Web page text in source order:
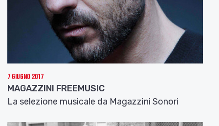
La playlist di questa settimana si chiuderà con la
musica del Jazz Club “Henghel Gualdi” di Anzola
dell’Emilia: abbiamo scelto di farvi ascoltare un
pezzo del sassofonistaAndrea Ferrario
registrato ad Anzola nel 2009 e intitolato
If I Had
Two Lives.
Bene, è il momento di lasciare parlare la musica di
7 Giugno 2017
MAGAZZINI FREEMUSIC
La selezione musicale da Magazzini Sonori